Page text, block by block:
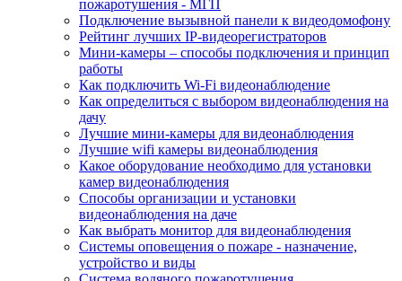
пожаротушения - МГП
Подключение вызывной панели к видеодомофону
Рейтинг лучших IP-видеорегистраторов
Мини-камеры – способы подключения и принцип
работы
Как подключить Wi-Fi видеонаблюдение
Как определиться с выбором видеонаблюдения на
дачу
Лучшие мини-камеры для видеонаблюдения
Лучшие wifi камеры видеонаблюдения
Какое оборудование необходимо для установки
камер видеонаблюдения
Способы организации и установки
видеонаблюдения на даче
Как выбрать монитор для видеонаблюдения
Системы оповещения о пожаре - назначение,
устройство и виды